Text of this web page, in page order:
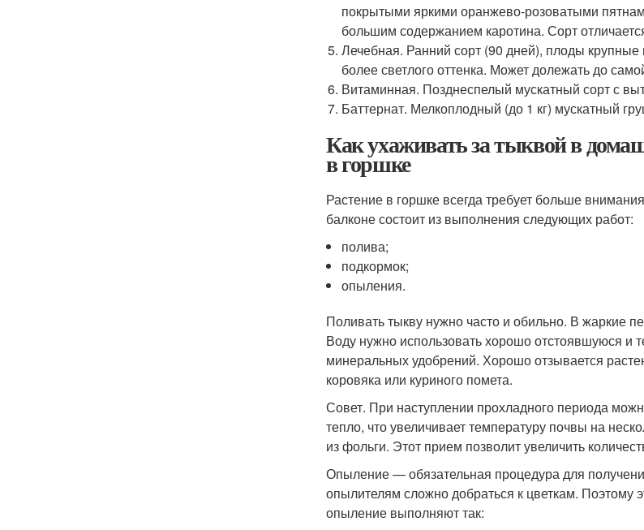
покрытыми яркими оранжево-розоватыми
большим содержанием каротина. Сорт
Лечебная. Ранний сорт (90 дней), плоды крупные
более светлого оттенка. Может долежать до
Витаминная. Позднеспелый мускатный сорт с
Баттернат. Мелкоплодный (до 1 кг) мускатный
Как ухаживать за тыквой в
в горшке
Растение в горшке всегда требует больше
балконе состоит из выполнения следующих работ:
полива;
подкормок;
опыления.
Поливать тыкву нужно часто и обильно. В жаркие
Воду нужно использовать хорошо отстоявшуюся
минеральных удобрений. Хорошо отзывается
коровяка или куриного помета.
Совет. При наступлении прохладного периода
тепло, что увеличивает температуру почвы на
из фольги. Этот прием позволит увеличить
Опыление — обязательная процедура для
опылителям сложно добраться к цветкам. Поэтому
опыление выполняют так: